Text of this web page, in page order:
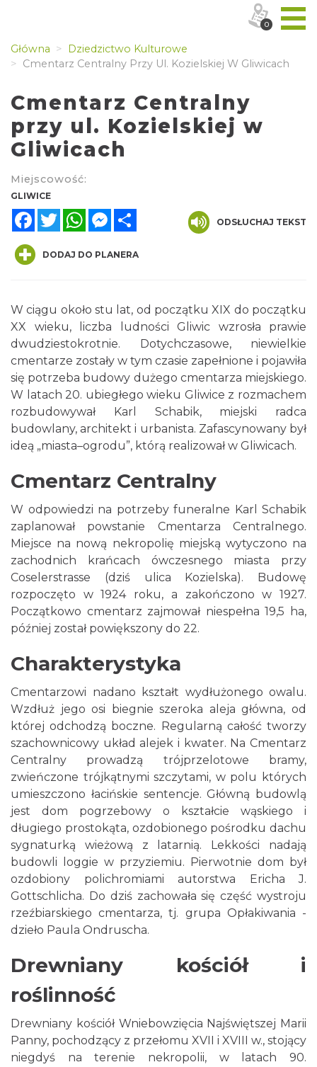
Główna
Dziedzictwo Kulturowe
Cmentarz Centralny Przy Ul. Kozielskiej W Gliwicach
Cmentarz Centralny
przy ul. Kozielskiej w
Gliwicach
Miejscowość:
GLIWICE
FacebookTwitterWhatsAppMessenger
ODSŁUCHAJ TEKST
DODAJ DO PLANERA
W ciągu około stu lat, od początku XIX do początku
XX wieku, liczba ludności Gliwic wzrosła prawie
dwudziestokrotnie. Dotychczasowe, niewielkie
cmentarze zostały w tym czasie zapełnione i pojawiła
się potrzeba budowy dużego cmentarza miejskiego.
W latach 20. ubiegłego wieku Gliwice z rozmachem
rozbudowywał Karl Schabik, miejski radca
budowlany, architekt i urbanista. Zafascynowany był
ideą „miasta–ogrodu”, którą realizował w Gliwicach.
Cmentarz Centralny
W odpowiedzi na potrzeby funeralne Karl Schabik
zaplanował powstanie Cmentarza Centralnego.
Miejsce na nową nekropolię miejską wytyczono na
zachodnich krańcach ówczesnego miasta przy
Coselerstrasse (dziś ulica Kozielska). Budowę
rozpoczęto w 1924 roku, a zakończono w 1927.
Początkowo cmentarz zajmował niespełna 19,5 ha,
później został powiększony do 22.
Charakterystyka
Cmentarzowi nadano kształt wydłużonego owalu.
Wzdłuż jego osi biegnie szeroka aleja główna, od
której odchodzą boczne. Regularną całość tworzy
szachownicowy układ alejek i kwater. Na Cmentarz
Centralny prowadzą trójprzelotowe bramy,
zwieńczone trójkątnymi szczytami, w polu których
umieszczono łacińskie sentencje. Główną budowlą
jest dom pogrzebowy o kształcie wąskiego i
długiego prostokąta, ozdobionego pośrodku dachu
sygnaturką wieżową z latarnią. Lekkości nadają
budowli loggie w przyziemiu. Pierwotnie dom był
ozdobiony polichromiami autorstwa Ericha J.
Gottschlicha. Do dziś zachowała się część wystroju
rzeźbiarskiego cmentarza, tj. grupa Opłakiwania -
dzieło Paula Ondruscha.
Drewniany kościół i
roślinność
Drewniany kościół Wniebowzięcia Najświętszej Marii
Panny, pochodzący z przełomu XVII i XVIII w., stojący
niegdyś na terenie nekropolii, w latach 90.
0